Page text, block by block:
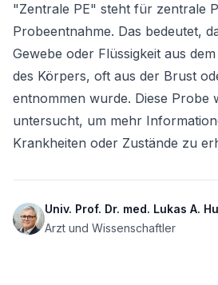
"Zentrale PE" steht für zentrale
Probeentnahme. Das bedeutet,
Gewebe oder Flüssigkeit aus
des Körpers, oft aus der Brust
entnommen wurde. Diese Probe
untersucht, um mehr
Krankheiten oder Zustände zu
Univ. Prof. Dr. med. Lukas A.
Arzt und Wissenschaftler